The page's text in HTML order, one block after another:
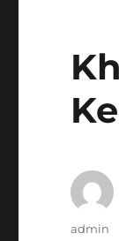
Author
admin